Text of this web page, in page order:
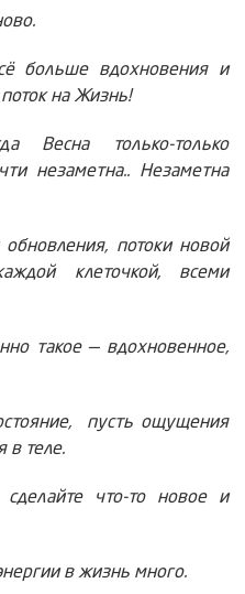
больше вдохновения и
на Жизнь!
Весна только-только
незаметна.. Незаметна
потоки новой
клеточкой, всеми
такое — вдохновенное,
пусть ощущения
в теле.
сделайте что-то новое и
в жизнь много.